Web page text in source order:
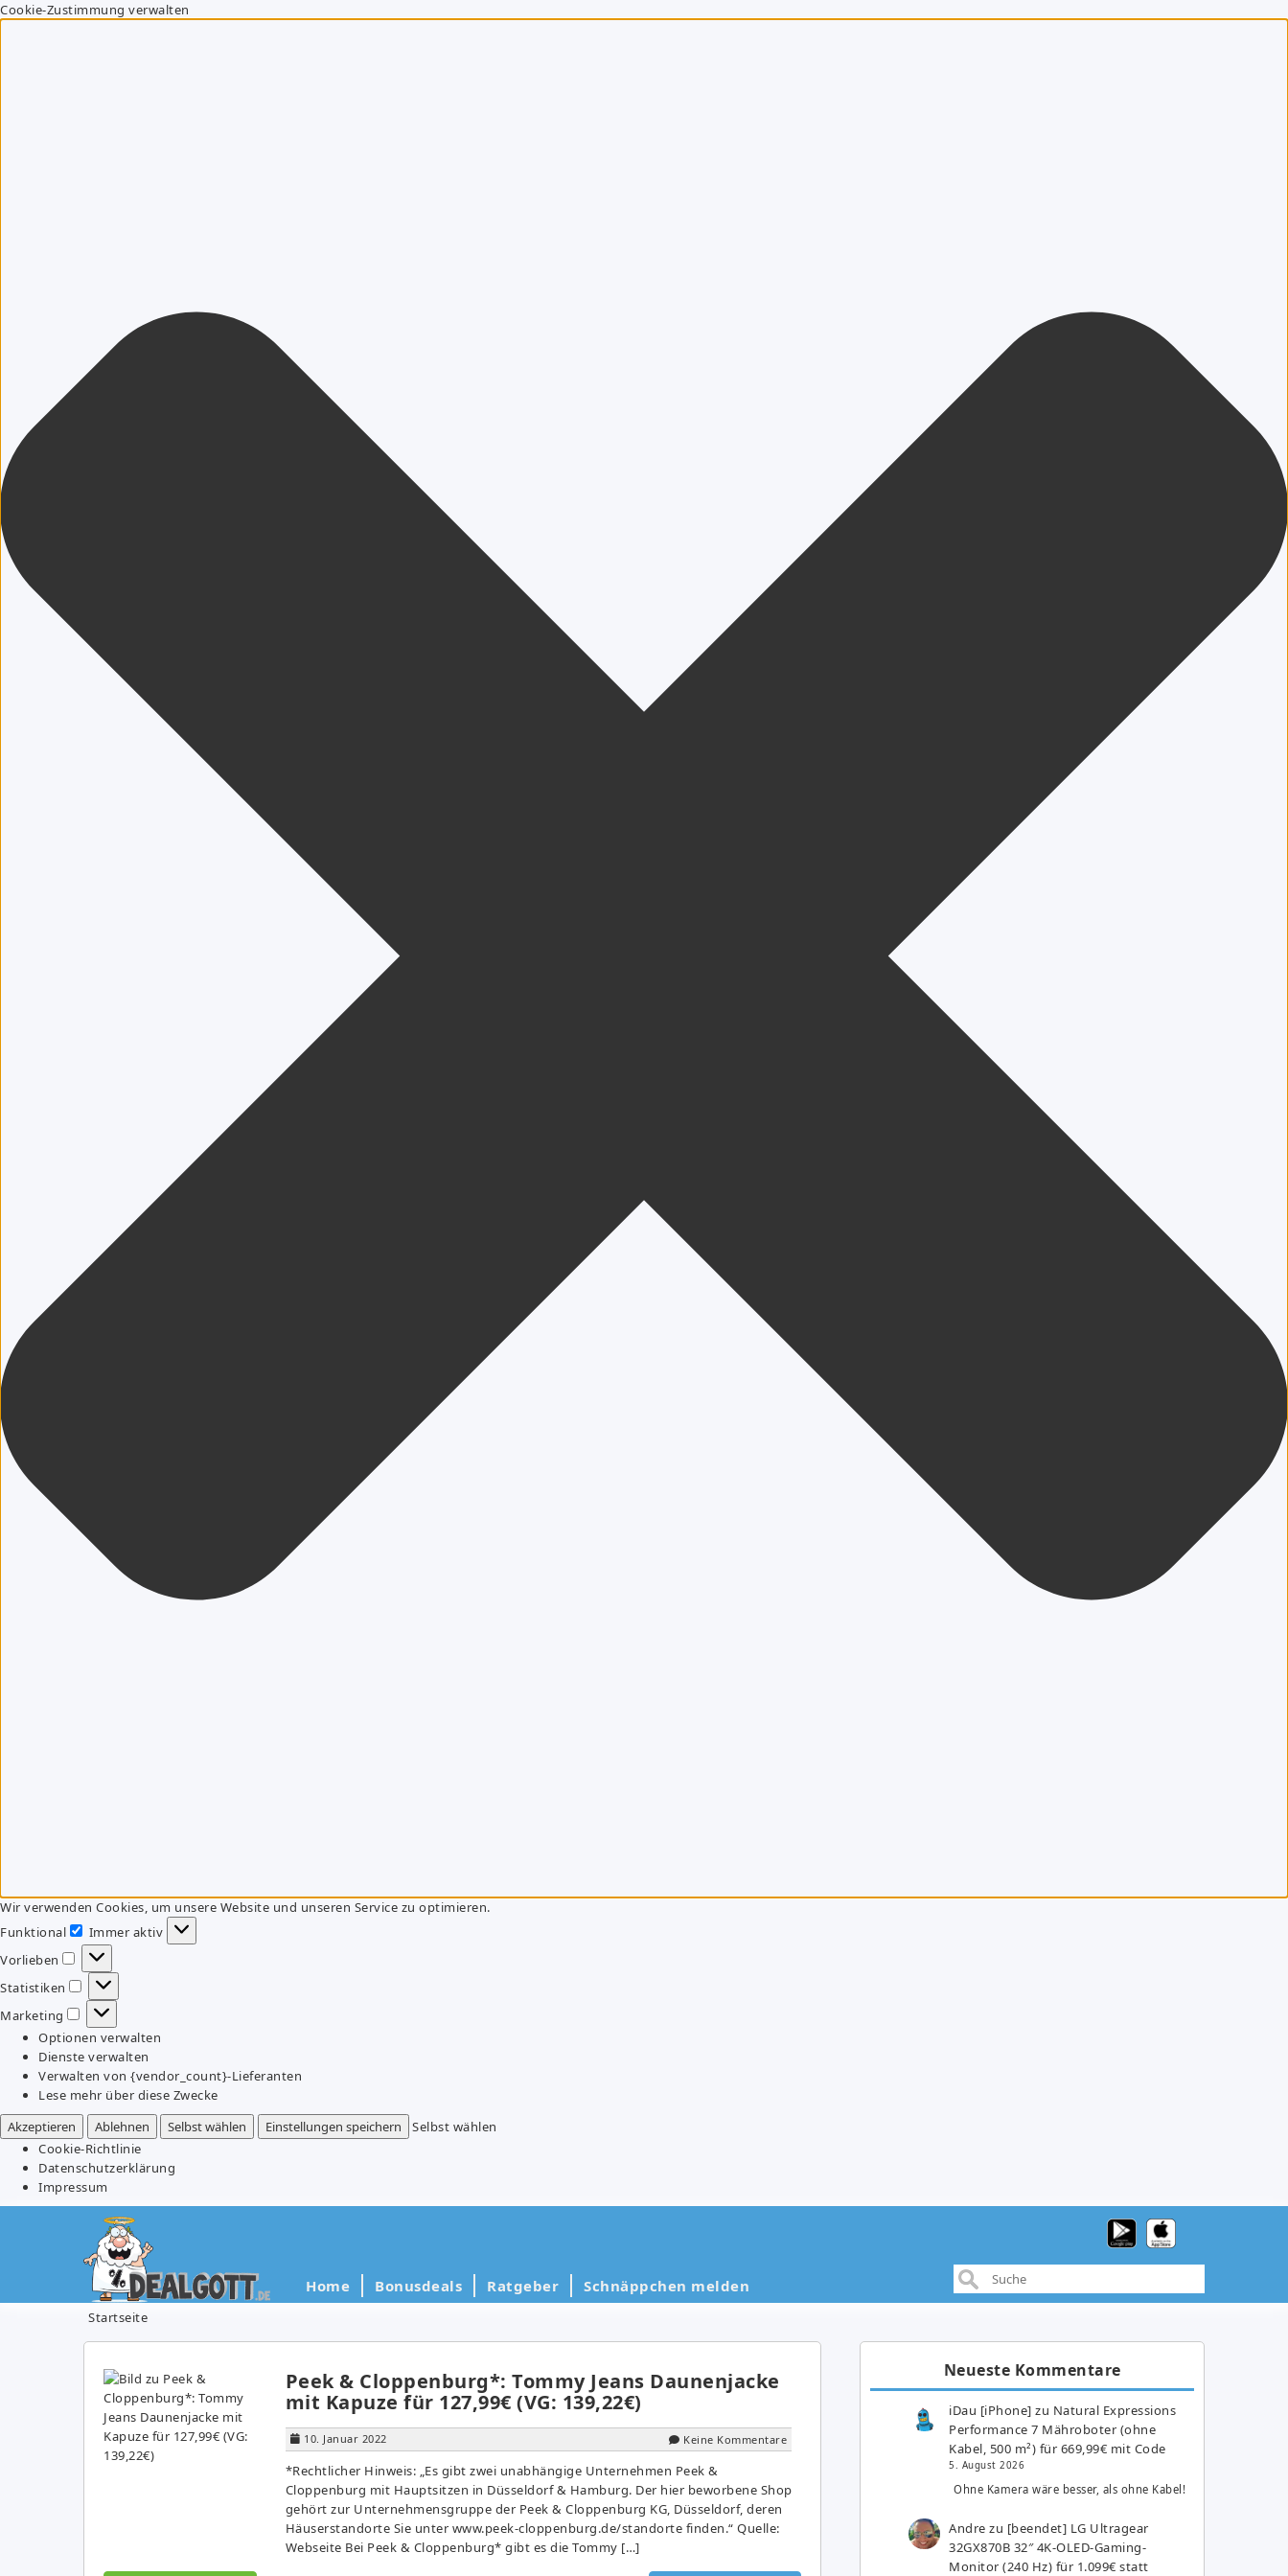
Cookie-Zustimmung verwalten
Wir verwenden Cookies, um unsere Website und unseren Service zu optimieren.
Funktional
Funktional
Immer aktiv
Vorlieben
Vorlieben
Statistiken
Statistiken
Marketing
Marketing
Optionen verwalten
Dienste verwalten
Verwalten von {vendor_count}-Lieferanten
Lese mehr über diese Zwecke
Akzeptieren
Ablehnen Selbst wählen Einstellungen speichern
Selbst wählen
Cookie-Richtlinie
Datenschutzerklärung
Impressum
Home Bonusdeals Ratgeber Schnäppchen melden
Startseite
Peek & Cloppenburg*: Tommy Jeans Daunenjacke
mit Kapuze für 127,99€ (VG: 139,22€)
10. Januar 2022 Keine Kommentare
*Rechtlicher Hinweis: „Es gibt zwei unabhängige Unternehmen Peek &
Cloppenburg mit Hauptsitzen in Düsseldorf & Hamburg. Der hier beworbene Shop
gehört zur Unternehmensgruppe der Peek & Cloppenburg KG, Düsseldorf, deren
Häuserstandorte Sie unter www.peek-cloppenburg.de/standorte finden.“ Quelle:
Webseite Bei Peek & Cloppenburg* gibt es die Tommy […]
Neueste Kommentare
iDau [iPhone] zu Natural Expressions
Performance 7 Mähroboter (ohne
Kabel, 500 m²) für 669,99€ mit Code
5. August 2026
Ohne Kamera wäre besser, als ohne Kabel!
Andre zu [beendet] LG Ultragear
32GX870B 32″ 4K-OLED-Gaming-
Monitor (240 Hz) für 1.099€ statt